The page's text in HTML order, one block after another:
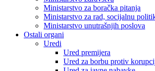
Ministarstvo za boračka pitanja
Ministarstvo za rad, socijalnu
Ministarstvo unutrašnjih poslova
Ostali organi
Uredi
Ured premijera
Ured za borbu protiv